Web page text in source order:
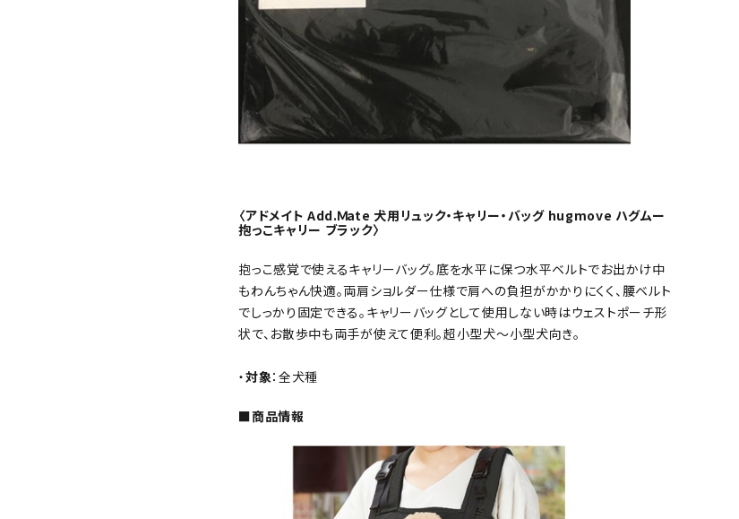
〈アドメイト Add.Ｍate 犬用リュック・キャリー・バッグ hugmove ハグムー
抱っこキャリー ブラック〉
抱っこ感覚で使えるキャリーバッグ。底を水平に保つ水平ベルトでお出かけ中
もわんちゃん快適。両肩ショルダー仕様で肩への負担がかかりにくく、腰ベルト
でしっかり固定できる。キャリーバッグとして使用しない時はウェストポーチ形
状で、お散歩中も両手が使えて便利。超小型犬～小型犬向き。
・対象：全犬種
■商品情報